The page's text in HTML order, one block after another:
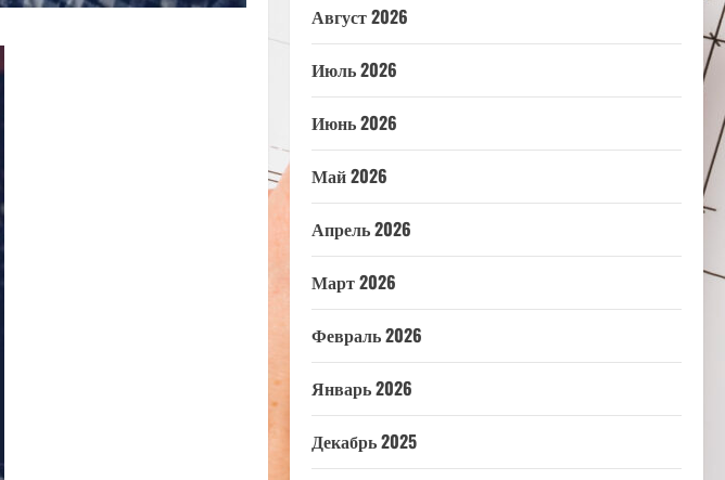
Август 2026
Июль 2026
Июнь 2026
Май 2026
Апрель 2026
Март 2026
Февраль 2026
Январь 2026
Декабрь 2025